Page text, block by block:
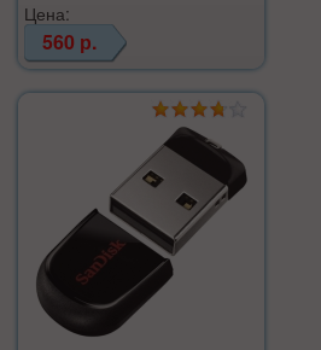
Цена:
560 р.